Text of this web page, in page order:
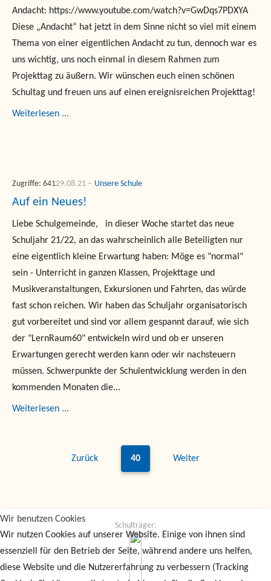
Andacht: https://www.youtube.com/watch?v=GwDqs7PDXYA
Diese „Andacht“ hat jetzt in dem Sinne nicht so viel mit einem
Thema von einer eigentlichen Andacht zu tun, dennoch war es
uns wichtig, uns noch einmal in diesem Rahmen zum
Projekttag zu äußern. Wir wünschen euch einen schönen
Schultag und freuen uns auf einen ereignisreichen Projekttag!
Weiterlesen ...
Auf ein Neues!
Liebe Schulgemeinde, in dieser Woche startet das neue
Schuljahr 21/22, an das wahrscheinlich alle Beteiligten nur
eine eigentlich kleine Erwartung haben: Möge es "normal"
sein - Unterricht in ganzen Klassen, Projekttage und
Musikveranstaltungen, Exkursionen und Fahrten, das würde
fast schon reichen. Wir haben das Schuljahr organisatorisch
gut vorbereitet und sind vor allem gespannt darauf, wie sich
der "LernRaum60" entwickeln wird und ob er unseren
Erwartungen gerecht werden kann oder wir nachsteuern
müssen. Schwerpunkte der Schulentwicklung werden in den
kommenden Monaten die...
Unsere Schule
29.08.21
Zugriffe: 641
Weiterlesen ...
Zurück 40 Weiter
Schulträger:
Wir benutzen Cookies
Wir nutzen Cookies auf unserer Website. Einige von ihnen sind
essenziell für den Betrieb der Seite, während andere uns helfen,
diese Website und die Nutzererfahrung zu verbessern (Tracking